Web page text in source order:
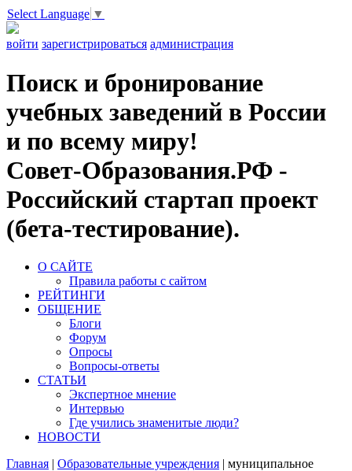
Select Language ▼
войти зарегистрироваться администрация
Поиск и бронирование
учебных заведений в России
и по всему миру!
Совет-Образования.РФ -
Российский стартап проект
(бета-тестирование).
О САЙТЕ
Правила работы с сайтом
РЕЙТИНГИ
ОБЩЕНИЕ
Блоги
Форум
Опросы
Вопросы-ответы
СТАТЬИ
Экспертное мнение
Интервью
Где учились знаменитые люди?
НОВОСТИ
Главная | Образовательные учреждения | муниципальное